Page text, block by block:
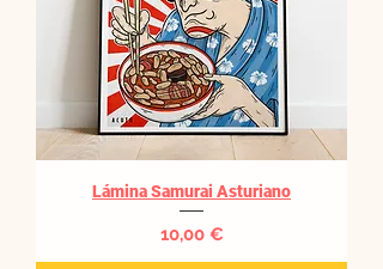
Lámina Samurai Asturiano
Precio
10,00 €